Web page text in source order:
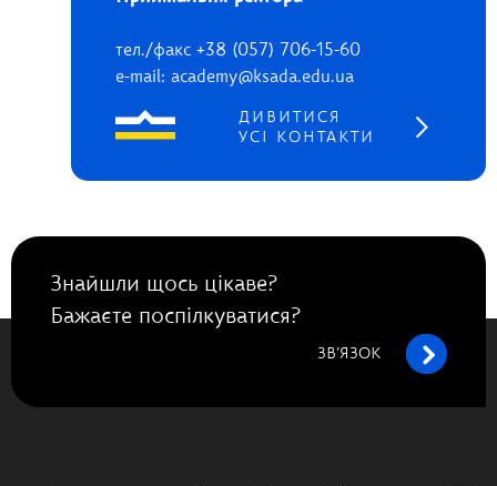
тел./факс +38 (057) 706-15-60
e-mail: academy@ksada.edu.ua
ДИВИТИСЯ
УСІ КОНТАКТИ
Знайшли щось цікаве?
Бажаєте поспілкуватися?
ЗВ’ЯЗОК